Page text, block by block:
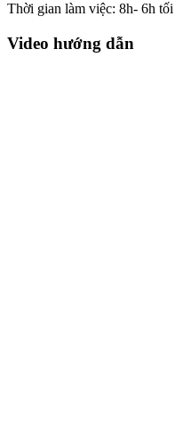
Thời gian làm việc: 8h- 6h tối
Video hướng dẫn